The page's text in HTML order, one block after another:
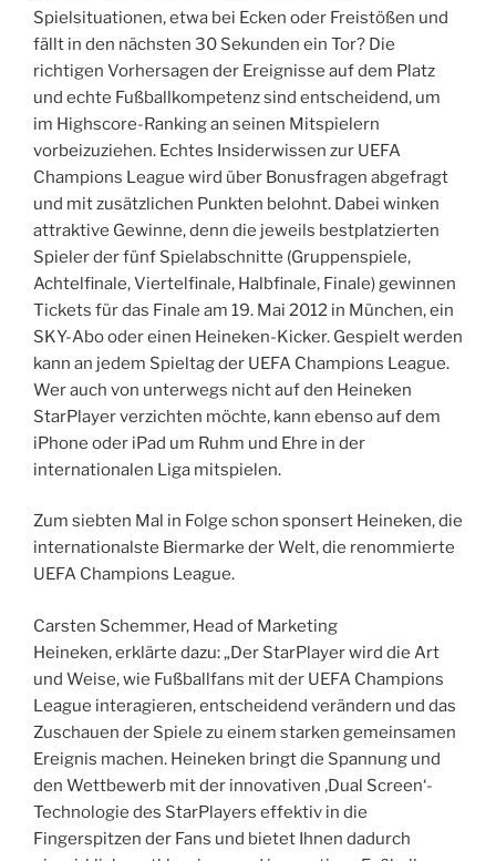
Spielsituationen, etwa bei Ecken oder Freistößen und
fällt in den nächsten 30 Sekunden ein Tor? Die
richtigen Vorhersagen der Ereignisse auf dem Platz
und echte Fußballkompetenz sind entscheidend, um
im Highscore-Ranking an seinen Mitspielern
vorbeizuziehen. Echtes Insiderwissen zur UEFA
Champions League wird über Bonusfragen abgefragt
und mit zusätzlichen Punkten belohnt. Dabei winken
attraktive Gewinne, denn die jeweils bestplatzierten
Spieler der fünf Spielabschnitte (Gruppenspiele,
Achtelfinale, Viertelfinale, Halbfinale, Finale) gewinnen
Tickets für das Finale am 19. Mai 2012 in München, ein
SKY-Abo oder einen Heineken-Kicker. Gespielt werden
kann an jedem Spieltag der UEFA Champions League.
Wer auch von unterwegs nicht auf den Heineken
StarPlayer verzichten möchte, kann ebenso auf dem
iPhone oder iPad um Ruhm und Ehre in der
internationalen Liga mitspielen.
Zum siebten Mal in Folge schon sponsert Heineken, die
internationalste Biermarke der Welt, die renommierte
UEFA Champions League.
Carsten Schemmer, Head of Marketing
Heineken, erklärte dazu: „Der StarPlayer wird die Art
und Weise, wie Fußballfans mit der UEFA Champions
League interagieren, entscheidend verändern und das
Zuschauen der Spiele zu einem starken gemeinsamen
Ereignis machen. Heineken bringt die Spannung und
den Wettbewerb mit der innovativen ‚Dual Screen‘-
Technologie des StarPlayers effektiv in die
Fingerspitzen der Fans und bietet Ihnen dadurch